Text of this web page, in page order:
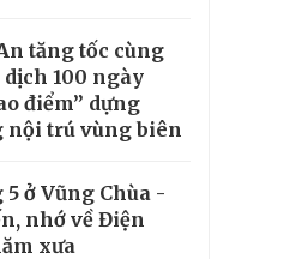
tăng tốc cùng
100 ngày
điểm” dựng
nội trú vùng biên
ở Vũng Chùa -
nhớ về Điện
xưa